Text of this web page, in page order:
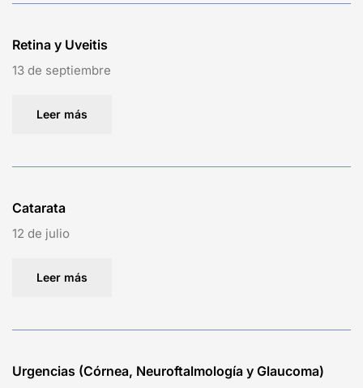
Retina y Uveitis
13 de septiembre
Leer más
Catarata
12 de julio
Leer más
Urgencias (Córnea, Neuroftalmología y Glaucoma)